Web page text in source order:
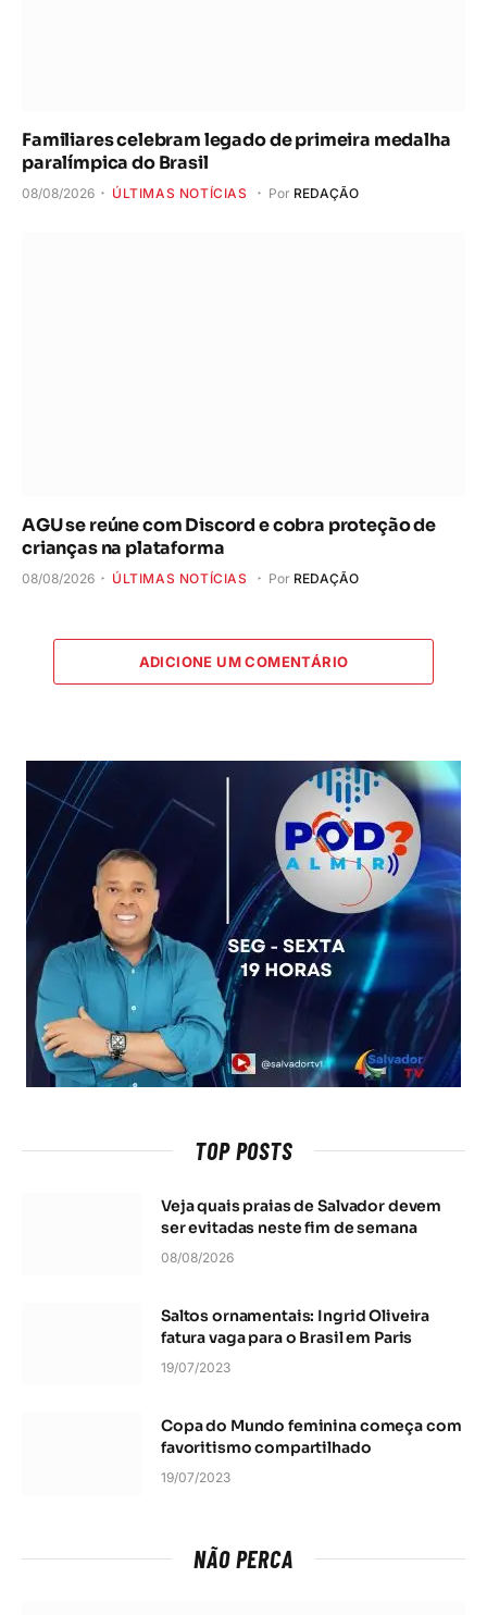
Familiares celebram legado de primeira medalha
paralímpica do Brasil
08/08/2026 ÚLTIMAS NOTÍCIAS Por REDAÇÃO
AGU se reúne com Discord e cobra proteção de
crianças na plataforma
08/08/2026 ÚLTIMAS NOTÍCIAS Por REDAÇÃO
ADICIONE UM COMENTÁRIO
TOP POSTS
Veja quais praias de Salvador devem
ser evitadas neste fim de semana
08/08/2026
Saltos ornamentais: Ingrid Oliveira
fatura vaga para o Brasil em Paris
19/07/2023
Copa do Mundo feminina começa com
favoritismo compartilhado
19/07/2023
NÃO PERCA